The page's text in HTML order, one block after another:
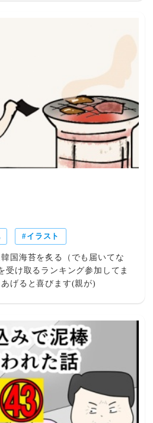
イラスト
国海苔を炙る（でも届いてな
受け取るランキング参加してま
げると喜びます(親が)